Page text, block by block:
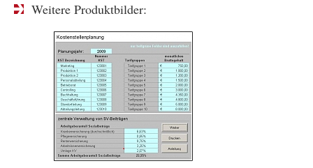
Weitere Produktbilder: